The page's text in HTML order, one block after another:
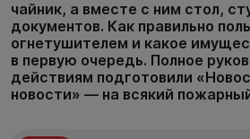
чайник, а вместе с ним стол,
документов. Как правильно
огнетушителем и какое
в первую очередь. Полное
действиям подготовили
новости» — на всякий